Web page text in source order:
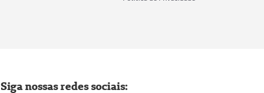
Siga nossas redes sociais: